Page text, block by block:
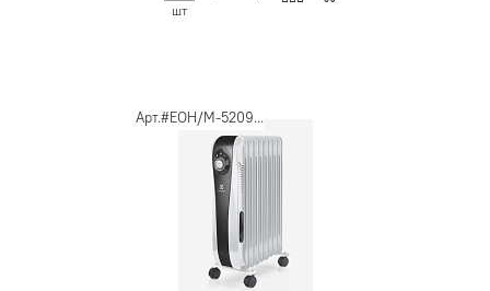
шт
Арт.#EOH/M-5209...